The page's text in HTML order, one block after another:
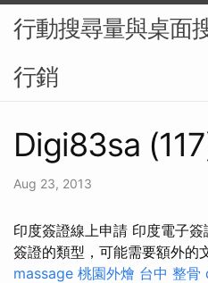
行動搜尋量與桌面
行銷
Digi83sa
Aug 23, 2013
印度簽證線上申請 印度電子
簽證的類型，可能需要額外的
massage 桃園外燴 台中 整骨